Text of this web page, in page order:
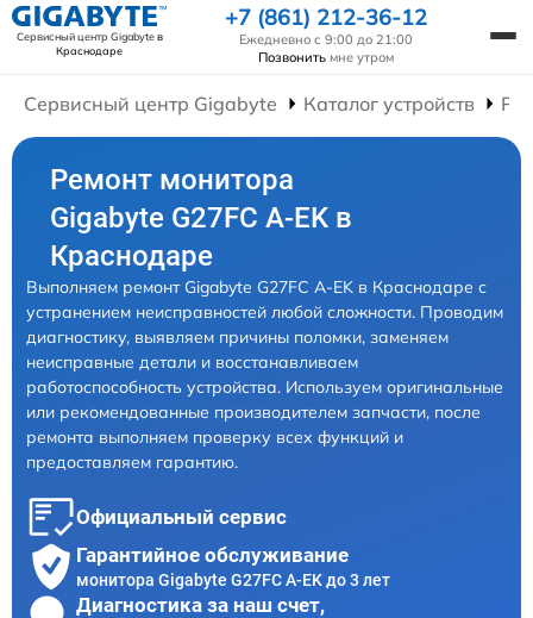
Сервисный центр Gigabyteв
Краснодаре
+7 (861) 212-36-12
Ежедневно с 9:00 до 21:00
Позвонить мне утром
Сервисный центр Gigabyte Каталог устройств
Ремонт монитора
Gigabyte G27FC A-EK в
Краснодаре
Выполняем ремонт Gigabyte G27FC A-EK в Краснодаре с
устранением неисправностей любой сложности. Проводим
диагностику, выявляем причины поломки, заменяем
неисправные детали и восстанавливаем
работоспособность устройства. Используем оригинальные
или рекомендованные производителем запчасти, после
ремонта выполняем проверку всех функций и
предоставляем гарантию.
Официальный сервис
Гарантийное обслуживание
монитора Gigabyte G27FC A-EK до 3 лет
Диагностика за наш счет,